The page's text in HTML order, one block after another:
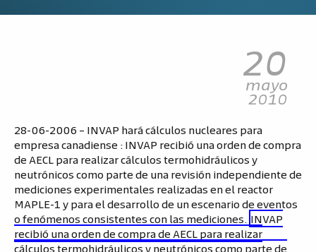
20
mayo
2010
28-06-2006 – INVAP hará cálculos nucleares para
empresa canadiense : INVAP recibió una orden de compra
de AECL para realizar cálculos termohidráulicos y
neutrónicos como parte de una revisión independiente de
mediciones experimentales realizadas en el reactor
MAPLE-1 y para el desarrollo de un escenario de eventos
o fenómenos consistentes con las mediciones. INVAP
recibió una orden de compra de AECL para realizar
cálculos termohidráulicos y neutrónicos como parte de